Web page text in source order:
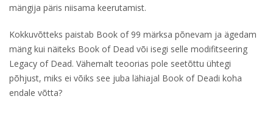
mängija päris niisama keerutamist.
Kokkuvõtteks paistab Book of 99 märksa põnevam ja ägedam
mäng kui näiteks Book of Dead või isegi selle modifitseering
Legacy of Dead. Vähemalt teoorias pole seetõttu ühtegi
põhjust, miks ei võiks see juba lähiajal Book of Deadi koha
endale võtta?